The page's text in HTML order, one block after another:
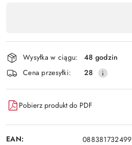
płatność
i
dostawa
Wysyłka w ciągu:
48 godzin
Cena przesyłki:
28
Pobierz produkt do PDF
EAN: 088381732499